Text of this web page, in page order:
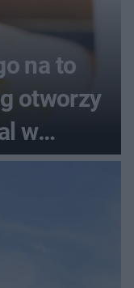
na to
otworzy
w